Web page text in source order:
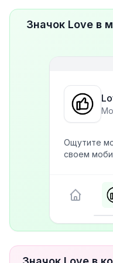
Значок Love в
Ощутите
своем